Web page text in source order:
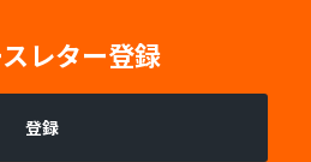
レター登録
登録